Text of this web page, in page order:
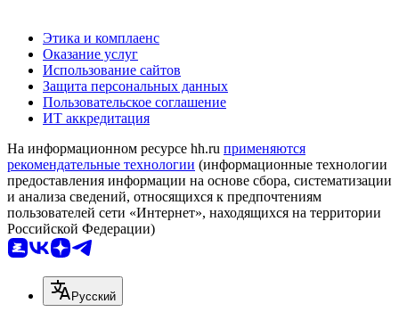
Этика и комплаенс
Оказание услуг
Использование сайтов
Защита персональных данных
Пользовательское соглашение
ИТ аккредитация
На информационном ресурсе hh.ru применяются
рекомендательные технологии (информационные технологии
предоставления информации на основе сбора, систематизации
и анализа сведений, относящихся к предпочтениям
пользователей сети «Интернет», находящихся на территории
Российской Федерации)
Русский